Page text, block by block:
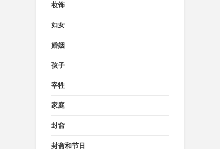
妆饰
妇女
婚姻
孩子
宰牲
家庭
封斋
封斋和节日